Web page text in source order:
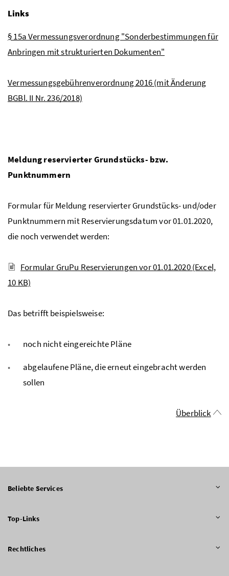
Links
§ 15a Vermessungsverordnung "Sonderbestimmungen für
Anbringen mit strukturierten Dokumenten"
Vermessungsgebührenverordnung 2016 (mit Änderung
BGBl. II Nr. 236/2018)
Meldung reservierter Grundstücks- bzw.
Punktnummern
Formular für Meldung reservierter Grundstücks- und/oder
Punktnummern mit Reservierungsdatum vor 01.01.2020,
die noch verwendet werden:
Formular GruPu Reservierungen vor 01.01.2020(Excel,
10 KB)
Das betrifft beispielsweise:
noch nicht eingereichte Pläne
abgelaufene Pläne, die erneut eingebracht werden
sollen
Überblick
Beliebte Services
Top-Links
Rechtliches